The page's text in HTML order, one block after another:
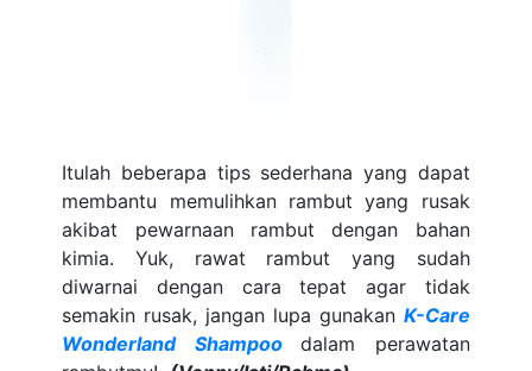
Itulah beberapa tips sederhana yang dapat
membantu memulihkan rambut yang rusak
akibat pewarnaan rambut dengan bahan
kimia. Yuk, rawat rambut yang sudah
diwarnai dengan cara tepat agar tidak
semakin rusak, jangan lupa gunakan K-Care
Wonderland Shampoo
dalam perawatan